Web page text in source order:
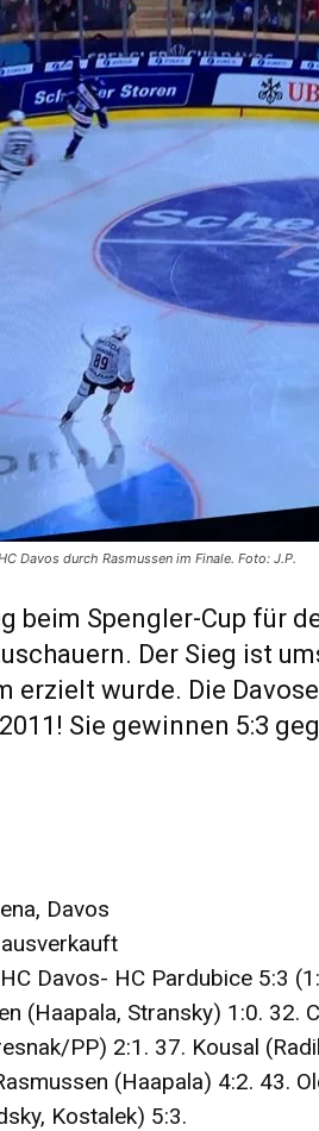
Davos durch Rasmussen im Finale. Foto: J.P.
beim Spengler-Cup für
Der Sieg ist
erzielt wurde. Die
Sie gewinnen 5:3
Davos
HC Davos- HC Pardubice 5:3
(Haapala, Stransky) 1:0. 32.
PP) 2:1. 37. Kousal
(Haapala) 4:2. 43.
Kostalek) 5:3.